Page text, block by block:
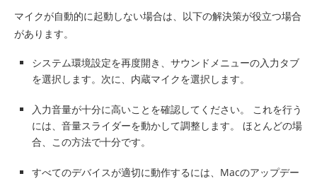
マイクが自動的に起動しない場合は、以下の解決策が役立つ場合
があります。
システム環境設定を再度開き、サウンドメニューの入力タブ
を選択します。次に、内蔵マイクを選択します。
入力音量が十分に高いことを確認してください。 これを行う
には、音量スライダーを動かして調整します。 ほとんどの場
合、この方法で十分です。
すべてのデバイスが適切に動作するには、Macのアップデー